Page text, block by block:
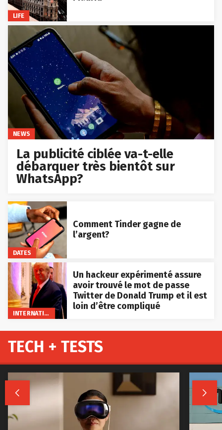
LIFE
NEWS
La publicité ciblée va-t-elle
débarquer très bientôt sur
WhatsApp?
DATES
Comment Tinder gagne de
l’argent?
INTERNATIONAL
Un hackeur expérimenté assure
avoir trouvé le mot de passe
Twitter de Donald Trump et il est
loin d’être compliqué
TECH + TESTS
 